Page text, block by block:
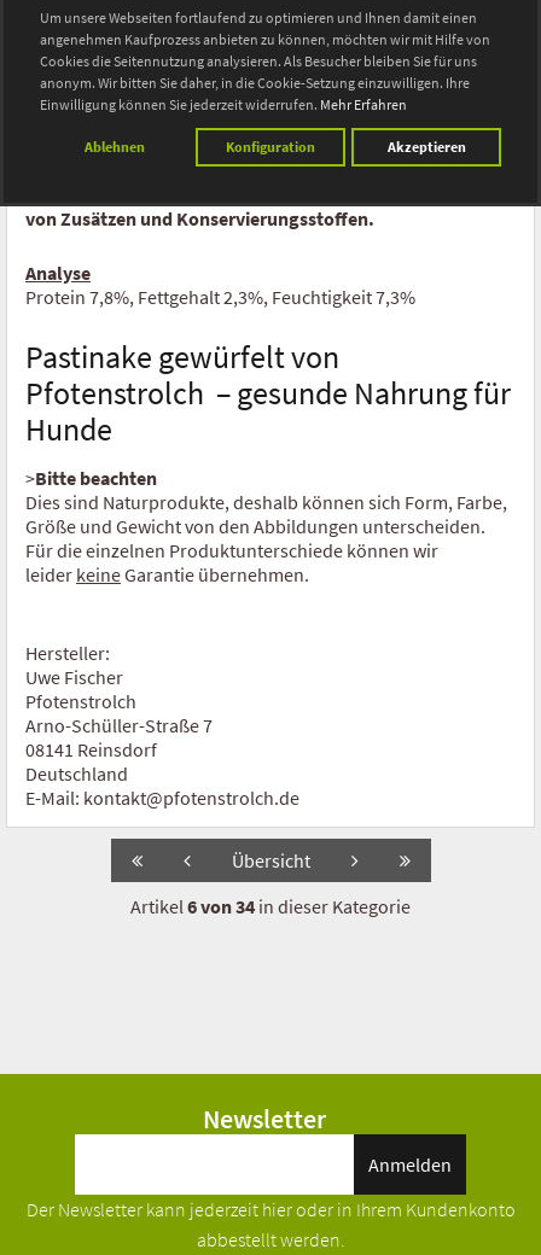
Um unsere Webseiten fortlaufend zu optimieren und Ihnen damit einen
angenehmen Kaufprozess anbieten zu können, möchten wir mit Hilfe von
Cookies die Seitennutzung analysieren. Als Besucher bleiben Sie für uns
anonym. Wir bitten Sie daher, in die Cookie-Setzung einzuwilligen. Ihre
Einwilligung können Sie jederzeit widerrufen. Mehr Erfahren
Ablehnen Konfiguration Akzeptieren
Ente
Wild
Wunschtüte Flocken Mix
Lamm
Pferd
Kaninchen
Wild
Fisch
Futterflocken
Trockenobst
Kräuter
Mineral Mix
Öl omega 369
Senior
Ratgeber
unseremTrocken Barf Fleisch,Obstund unseremOmega
369 Ölkombinieren.
Als Zubereitungsempfehlung: Das Produkt bitte 20 Minuten
vor der Fütterung mit warmem Wasser anrühren und dann
mit Trockenfleisch oder Frischfleisch vermischen..
von Zusätzen und Konservierungsstoffen.
Analyse
Protein 7,8%, Fettgehalt 2,3%, Feuchtigkeit 7,3%
Pastinake gewürfelt von
Pfotenstrolch – gesunde Nahrung für
Hunde
>Bitte beachten
Dies sind Naturprodukte, deshalb können sich Form, Farbe,
Größe und Gewicht von den Abbildungen unterscheiden.
Für die einzelnen Produktunterschiede können wir
leider keineGarantie übernehmen.
Hersteller:
Uwe Fischer
Pfotenstrolch
Arno-Schüller-Straße 7
08141 Reinsdorf
Deutschland
E-Mail: kontakt@pfotenstrolch.de
Übersicht
Artikel6 von 34 in dieser Kategorie
Newsletter
Anmelden
Der Newsletter kann jederzeit hier oder in Ihrem Kundenkonto
abbestellt werden.